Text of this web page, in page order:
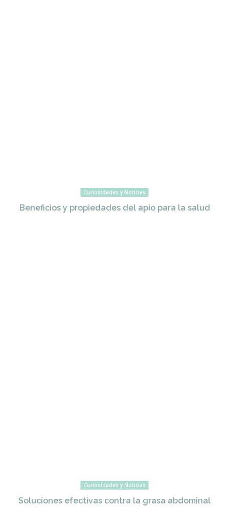
Curiosidades y Noticias
Beneficios y propiedades del apio para la salud
Curiosidades y Noticias
Soluciones efectivas contra la grasa abdominal